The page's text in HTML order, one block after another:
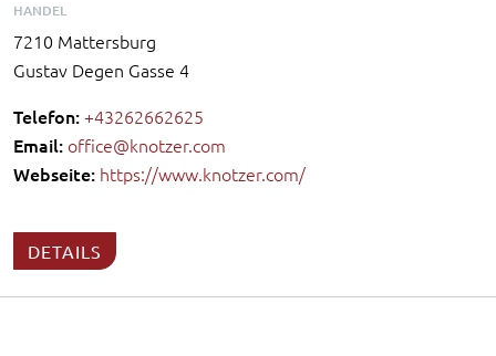
HANDEL
7210 Mattersburg
Gustav Degen Gasse 4
Telefon:+43262662625
Email: office@knotzer.com
Webseite: https://www.knotzer.com/
DETAILS